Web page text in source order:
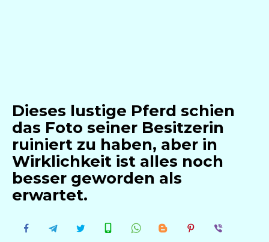
Dieses lustige Pferd schien
das Foto seiner Besitzerin
ruiniert zu haben, aber in
Wirklichkeit ist alles noch
besser geworden als
erwartet.